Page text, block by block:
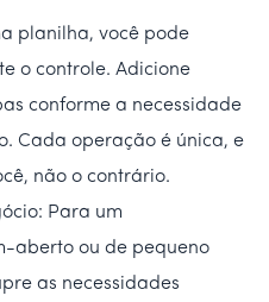
planilha, você pode
o controle. Adicione
conforme a necessidade
Cada operação é única, e
não o contrário.
Para um
aberto ou de pequeno
as necessidades